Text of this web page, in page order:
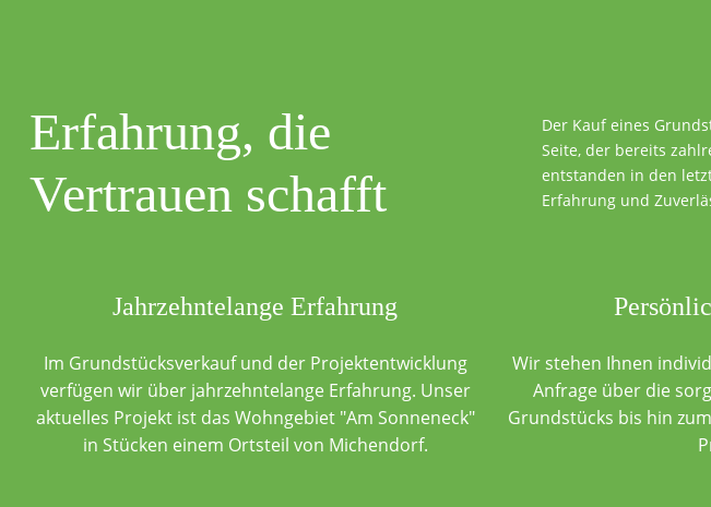
Erfahrung, die
Vertrauen schafft
Der Kauf eines
Seite, der bereits
entstanden in den
Erfahrung und
Jahrzehntelange Erfahrung
Im Grundstücksverkauf und der Projektentwicklung
verfügen wir über jahrzehntelange Erfahrung. Unser
aktuelles Projekt ist das Wohngebiet "Am Sonneneck"
in Stücken einem Ortsteil von Michendorf.
Wir stehen Ihnen
Anfrage über die
Grundstücks bis hin